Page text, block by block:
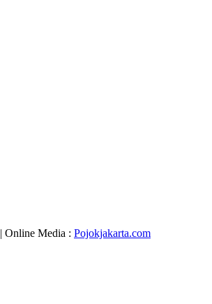
| Online Media : Pojokjakarta.com